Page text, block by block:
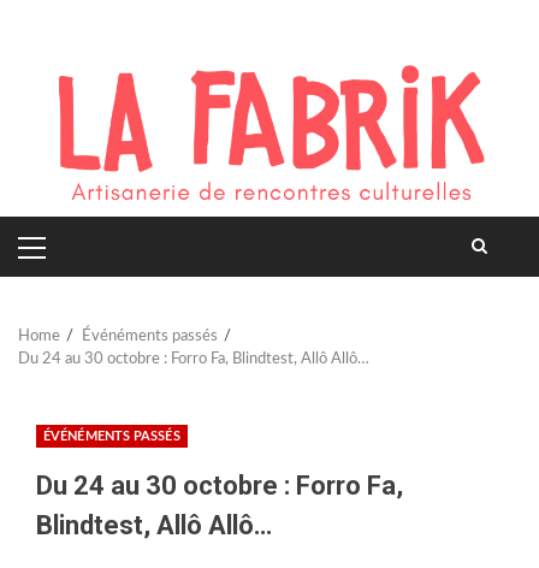
PRIMARY
MENU
Home
Événéments passés
Du 24 au 30 octobre : Forro Fa, Blindtest, Allô Allô…
ÉVÉNÉMENTS PASSÉS
Du 24 au 30 octobre : Forro Fa,
Blindtest, Allô Allô…